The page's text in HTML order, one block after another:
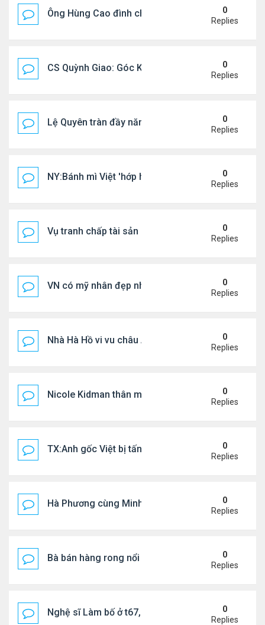
Ông Hùng Cao đình chỉ công tác quan chức 'nói
0
Replies
CS Quỳnh Giao: Góc Khuất Của Căn Bệnh Đoạt
0
Replies
Lệ Quyên tràn đầy năng lượng tại Mỹ
0
Replies
NY:Bánh mì Việt 'hớp hồn' thực khách Mỹ
0
Replies
Vụ tranh chấp tài sản của dv Đức Tiến
0
Replies
VN có mỹ nhân đẹp như búp bê bỏ showbiz lấy
0
Replies
Nhà Hà Hồ vi vu châu Âu
0
Replies
Nicole Kidman thân mật bên bf doanh nhân
0
Replies
TX:Anh gốc Việt bị tấn công dã man, khó qua khỏi
0
Replies
Hà Phương cùng Minh Tuyết đi sự kiện
0
Replies
Bà bán hàng rong nổi tiếng bị tịch thu quang gánh
0
Replies
Nghệ sĩ Làm bố ở t67, mê dưỡng da chẳng kém
0
Replies